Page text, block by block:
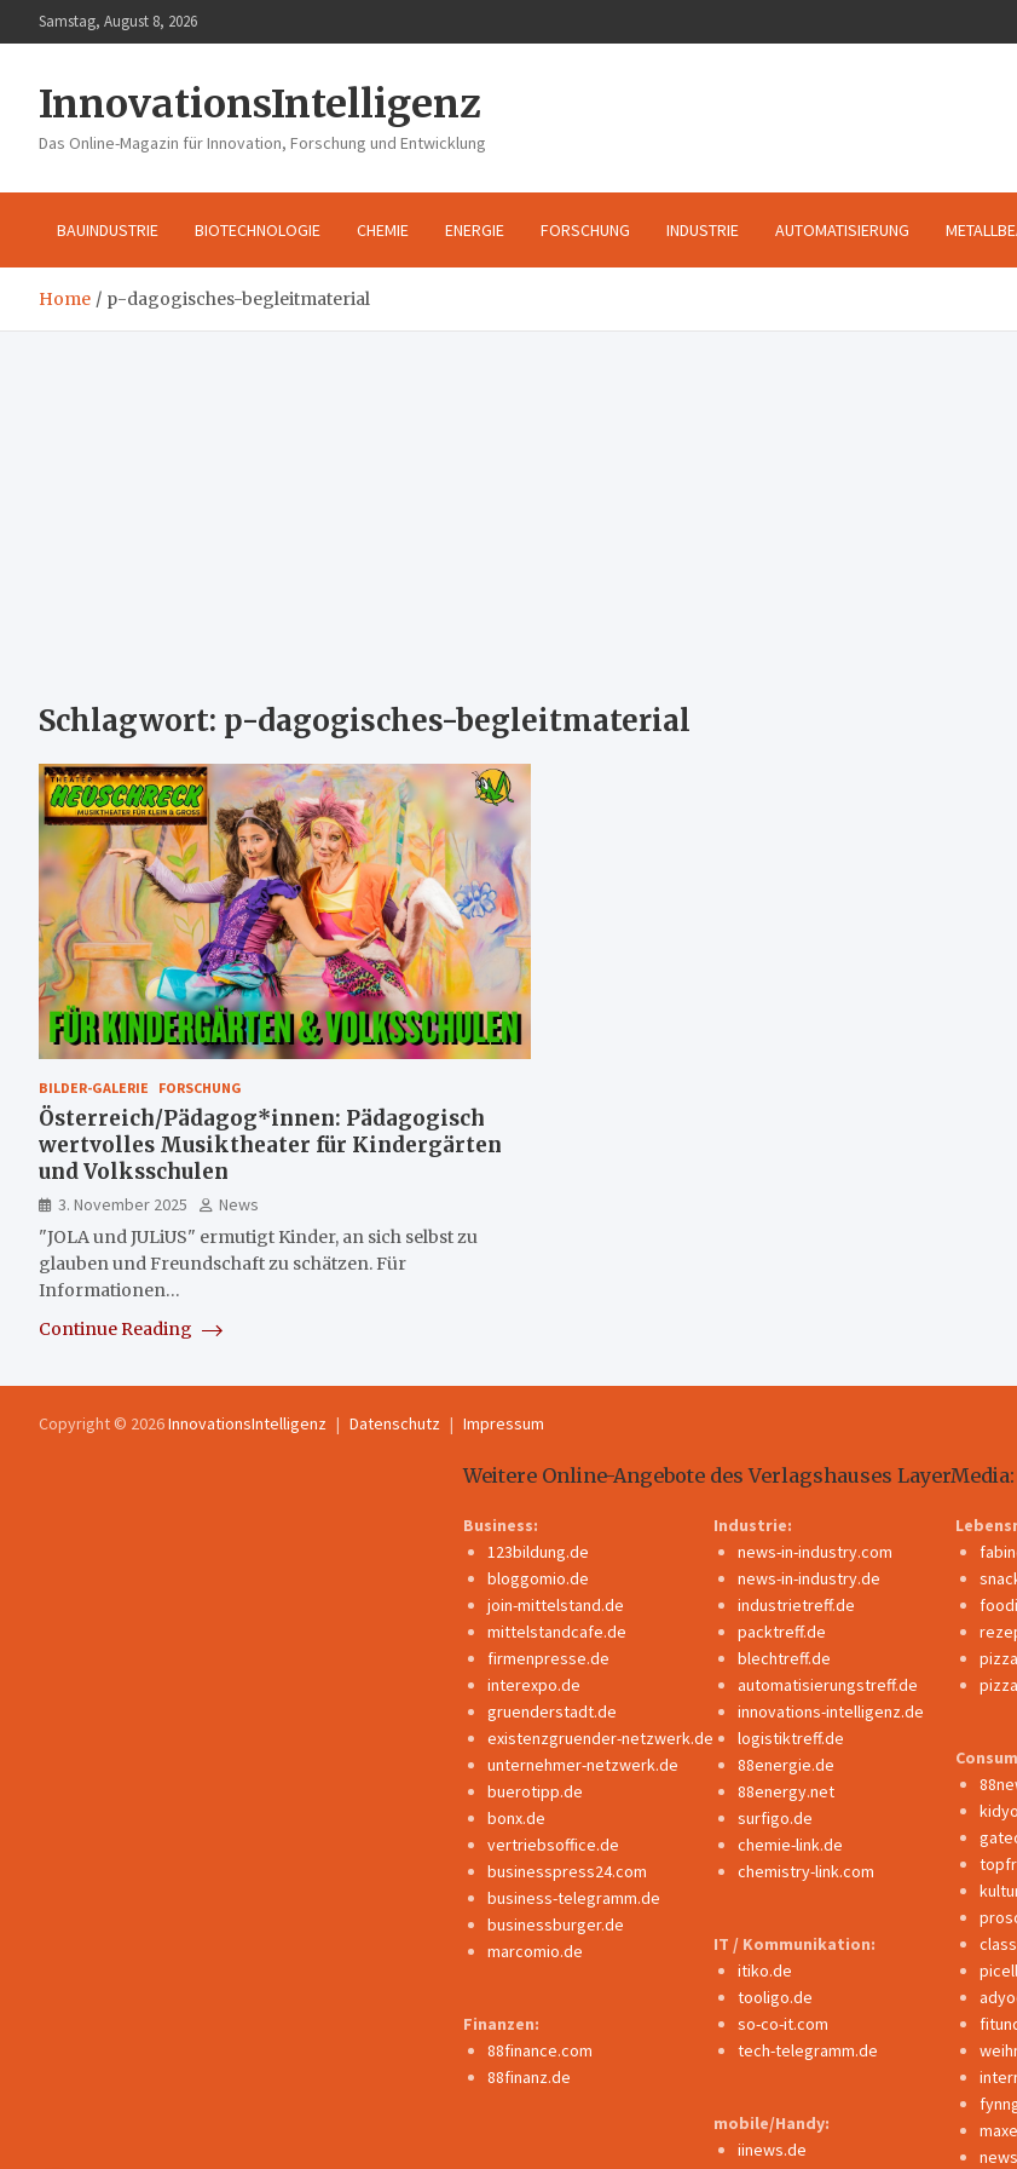
to
Samstag, August 8, 2026
InnovationsIntelligenz
Das Online-Magazin für Innovation, Forschung und Entwicklung
BAUINDUSTRIE BIOTECHNOLOGIE CHEMIE ENERGIE FORSCHUNG INDUSTRIE AUTOMATISIERUNG
Home p-dagogisches-begleitmaterial
Schlagwort: p-dagogisches-begleitmaterial
BILDER-GALERIE FORSCHUNG
Österreich/Pädagog*innen: Pädagogisch
wertvolles Musiktheater für Kindergärten
und Volksschulen
3. November 2025
News
"JOLA und JULiUS" ermutigt Kinder, an sich selbst zu
glauben und Freundschaft zu schätzen. Für
Informationen…
Continue Reading
Copyright © 2026InnovationsIntelligenz Datenschutz Impressum
Weitere Online-Angebote des Verlagshauses LayerMedia:
Business:
123bildung.de
bloggomio.de
join-mittelstand.de
mittelstandcafe.de
firmenpresse.de
interexpo.de
gruenderstadt.de
existenzgruender-netzwerk.de
unternehmer-netzwerk.de
buerotipp.de
bonx.de
vertriebsoffice.de
businesspress24.com
business-telegramm.de
businessburger.de
marcomio.de
Finanzen:
88finance.com
88finanz.de
Industrie:
news-in-industry.com
news-in-industry.de
industrietreff.de
packtreff.de
blechtreff.de
automatisierungstreff.de
innovations-intelligenz.de
logistiktreff.de
88energie.de
88energy.net
surfigo.de
chemie-link.de
chemistry-link.com
IT / Kommunikation:
itiko.de
tooligo.de
so-co-it.com
tech-telegramm.de
mobile/Handy:
iinews.de